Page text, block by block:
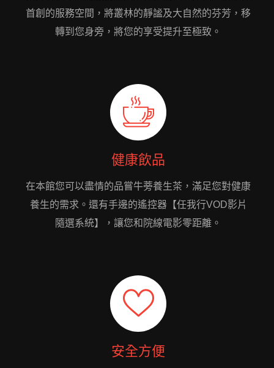
首創的服務空間，將叢林的靜謐及大自然的芬芳，移
轉到您身旁，將您的享受提升至極致。
健康飲品
在本館您可以盡情的品嘗牛蒡養生茶，滿足您對健康
養生的需求。還有手邊的遙控器【任我行VOD影片
隨選系統】，讓您和院線電影零距離。
安全方便